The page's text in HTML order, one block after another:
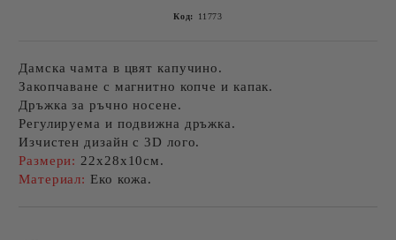
Код: 11773
Дамска чамта в цвят капучино.
Закопчаване с магнитно копче и капак.
Дръжка за ръчно носене.
Регулируема и подвижна дръжка.
Изчистен дизайн с 3D лого.
Размери: 22х28х10см.
Материал: Еко кожа.